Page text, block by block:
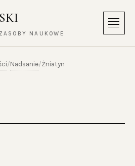
NAUKOWE
Menu
/Nadsanie/Żniatyn